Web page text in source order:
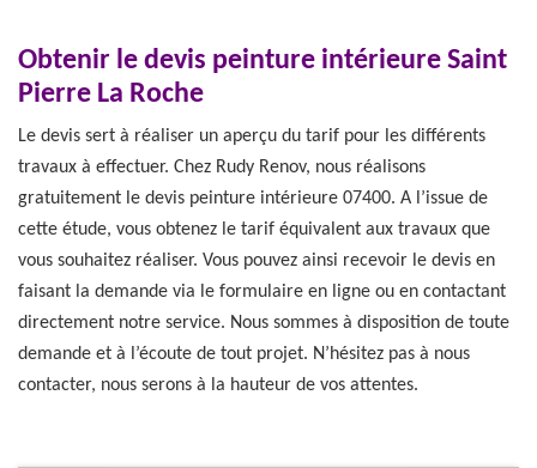
Obtenir le devis peinture intérieure Saint
Pierre La Roche
Le devis sert à réaliser un aperçu du tarif pour les différents
travaux à effectuer. Chez Rudy Renov, nous réalisons
gratuitement le devis peinture intérieure 07400. A l’issue de
cette étude, vous obtenez le tarif équivalent aux travaux que
vous souhaitez réaliser. Vous pouvez ainsi recevoir le devis en
faisant la demande via le formulaire en ligne ou en contactant
directement notre service. Nous sommes à disposition de toute
demande et à l’écoute de tout projet. N’hésitez pas à nous
contacter, nous serons à la hauteur de vos attentes.